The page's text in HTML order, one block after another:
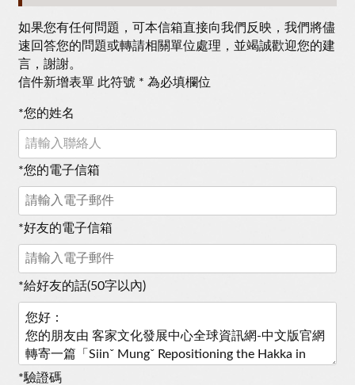
如果您有任何問題，可本信箱直接向我們反映，我們將儘
速回答您的問題或轉請相關單位處理，並竭誠歡迎您的建
言，謝謝。
信件新增表單 此符號 * 為必填欄位
*您的姓名
*您的電子信箱
*好友的電子信箱
*給好友的話(50字以內)
*驗證碼